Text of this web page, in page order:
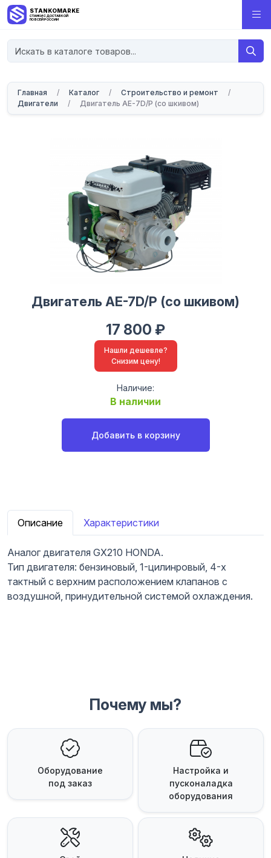
STANKOMARKET
СТАНКИ С ДОСТАВКОЙ
ПО ВСЕЙ РОССИИ
Главная / Каталог / Строительство и ремонт
/
Двигатели
/ Двигатель АЕ-7D/Р (со шкивом)
Двигатель АЕ-7D/Р (со шкивом)
17 800 ₽
Нашли дешевле?
Снизим цену!
Наличие:
В наличии
Добавить в корзину
Описание Характеристики
Аналог двигателя GX210 HONDA.
Тип двигателя: бензиновый, 1-цилинровый, 4-х
тактный с верхним расположением клапанов с
воздушной, принудительной системой охлаждения.
Почему мы?
Оборудование
под заказ
Настройка и
пусконаладка
оборудования